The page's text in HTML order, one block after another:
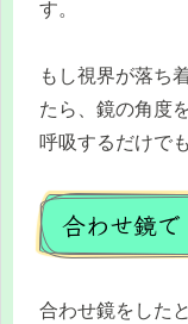
す。
もし視界が落ち
たら、鏡の角度
呼吸するだけで
合わせ鏡
合わせ鏡をした